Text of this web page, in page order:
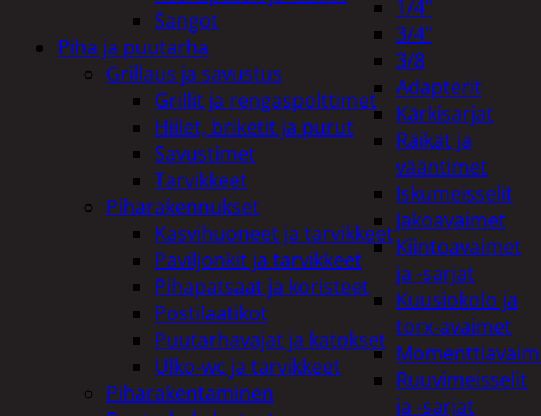
1/4"
3/4"
3/8
Adapterit
Kärkisarjat
Räikät ja
vääntimet
Iskumeisselit
Jakoavaimet
Kiintoavaimet
ja -sarjat
Kuusiokolo ja
torx-avaimet
Ruuvimeisselit
ja -sarjat
Sangot
Piha ja puutarha
Grillaus ja savustus
Grillit ja rengaspolttimet
Hiilet, briketit ja purut
Savustimet
Tarvikkeet
Piharakennukset
Kasvihuoneet ja tarvikkeet
Paviljonkit ja tarvikkeet
Pihapatsaat ja koristeet
Postilaatikot
Puutarhavajat ja katokset
Ulko-wc ja tarvikkeet
Piharakentaminen